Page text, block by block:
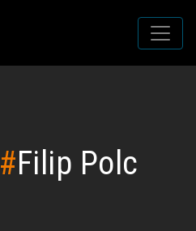
#Filip Polc